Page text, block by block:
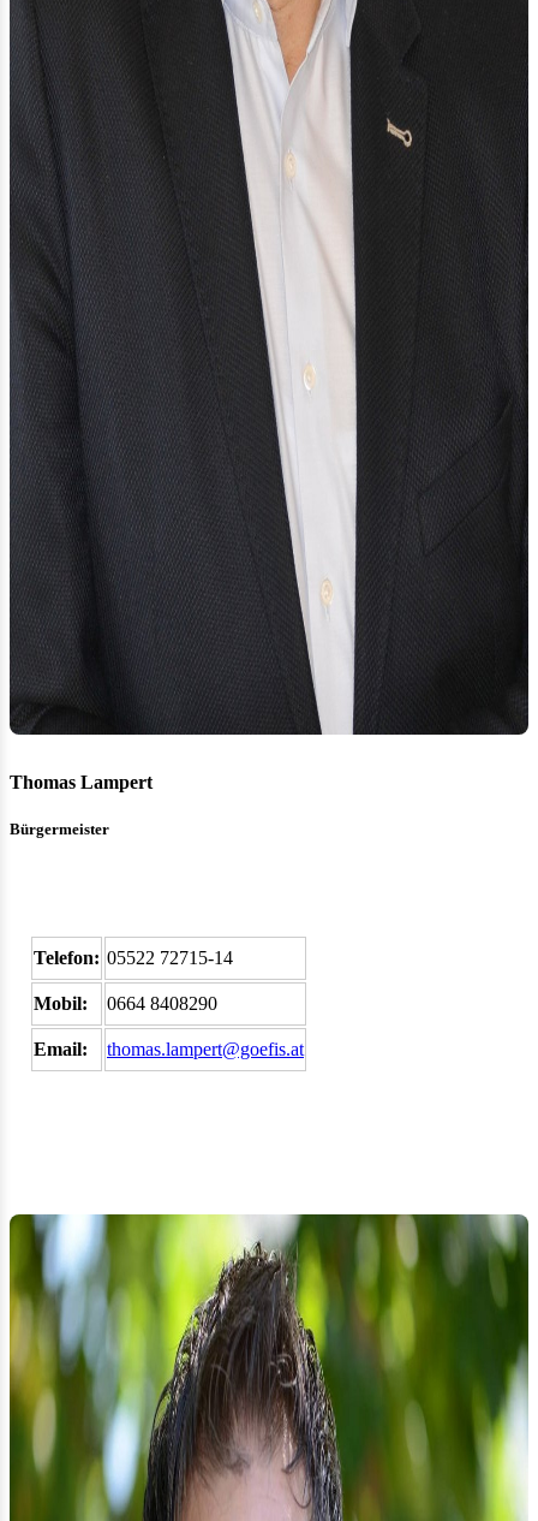
Thomas Lampert
Bürgermeister
Telefon: 05522 72715-14
Mobil: 0664 8408290
Email: thomas.lampert@goefis.at